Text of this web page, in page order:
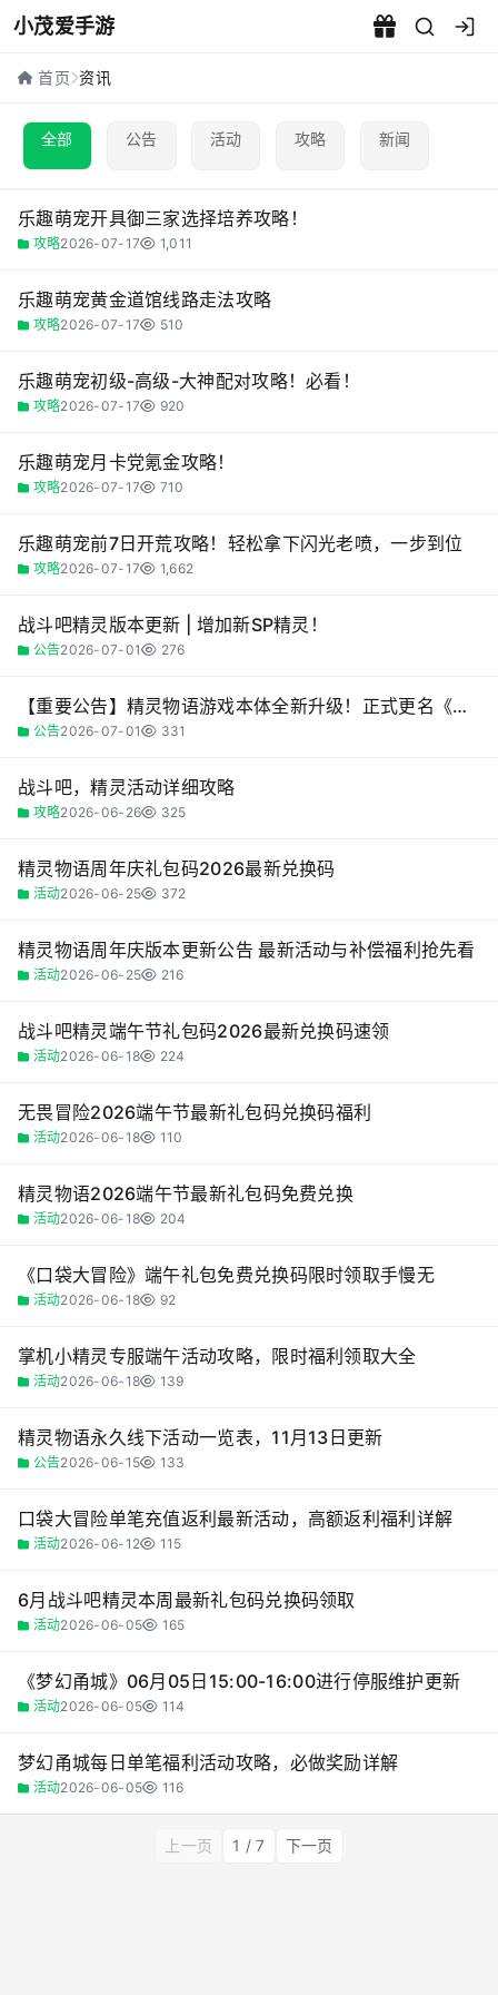
小茂爱手游
游戏资讯 - 小茂爱手游
首页 资讯
全部 公告 活动 攻略 新闻
乐趣萌宠开具御三家选择培养攻略！
攻略2026-07-17 1,011
乐趣萌宠黄金道馆线路走法攻略
攻略2026-07-17 510
乐趣萌宠初级-高级-大神配对攻略！必看！
攻略2026-07-17 920
乐趣萌宠月卡党氪金攻略！
攻略2026-07-17 710
乐趣萌宠前7日开荒攻略！轻松拿下闪光老喷，一步到位
攻略2026-07-17 1,662
战斗吧精灵版本更新 | 增加新SP精灵！
公告2026-07-01 276
【重要公告】精灵物语游戏本体全新升级！正式更名《精灵联萌》，数据全程保留！
公告2026-07-01 331
战斗吧，精灵活动详细攻略
攻略2026-06-26 325
精灵物语周年庆礼包码2026最新兑换码
活动2026-06-25 372
精灵物语周年庆版本更新公告 最新活动与补偿福利抢先看
活动2026-06-25 216
战斗吧精灵端午节礼包码2026最新兑换码速领
活动2026-06-18 224
无畏冒险2026端午节最新礼包码兑换码福利
活动2026-06-18 110
精灵物语2026端午节最新礼包码免费兑换
活动2026-06-18 204
《口袋大冒险》端午礼包免费兑换码限时领取手慢无
活动2026-06-18 92
掌机小精灵专服端午活动攻略，限时福利领取大全
活动2026-06-18 139
精灵物语永久线下活动一览表，11月13日更新
公告2026-06-15 133
口袋大冒险单笔充值返利最新活动，高额返利福利详解
活动2026-06-12 115
6月战斗吧精灵本周最新礼包码兑换码领取
活动2026-06-05 165
《梦幻甬城》06月05日15:00-16:00进行停服维护更新
活动2026-06-05 114
梦幻甬城每日单笔福利活动攻略，必做奖励详解
活动2026-06-05 116
上一页 1 / 7 下一页